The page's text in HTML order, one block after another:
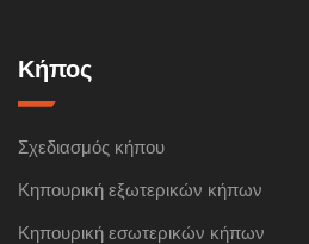
Κήπος
Σχεδιασμός κήπου
Κηπουρική εξωτερικών κήπων
Κηπουρική εσωτερικών κήπων